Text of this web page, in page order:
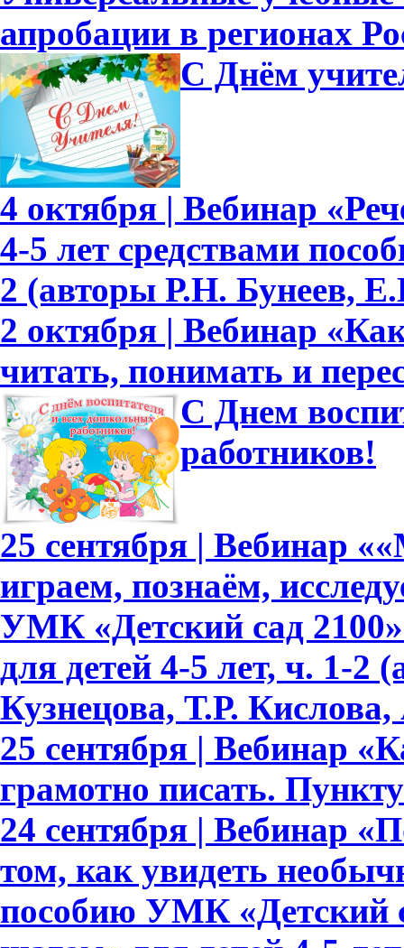
апробации в регионах
С Днём
4 октября | Вебинар
4-5 лет средствами
2 (авторы Р.Н. Бунеев,
2 октября | Вебинар
читать, понимать и
С Днем
работников!
25 сентября | Вебинар
играем, познаём,
УМК «Детский сад
для детей 4-5 лет, ч. 1-
Кузнецова, Т.Р.
25 сентября | Вебинар
грамотно писать.
24 сентября | Вебинар
том, как увидеть
пособию УМК «Детский